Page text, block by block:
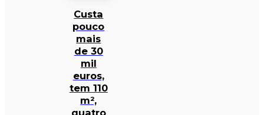
Custa
pouco
mais
de 30
mil
euros,
tem 110
m²,